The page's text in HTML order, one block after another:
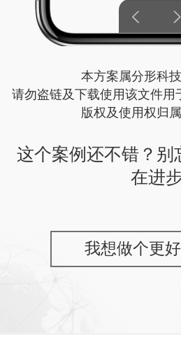
本方案属分形科
请勿盗链及下载使用该文件用
版权及使用权归
这个案例还不错？别
在进
我想做个更